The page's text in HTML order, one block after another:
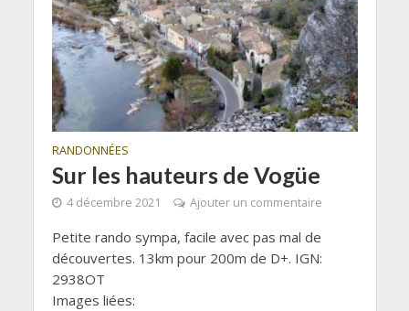
RANDONNÉES
Sur les hauteurs de Vogüe
4 décembre 2021 Ajouter un commentaire
Petite rando sympa, facile avec pas mal de
découvertes. 13km pour 200m de D+. IGN:
2938OT
Images liées: